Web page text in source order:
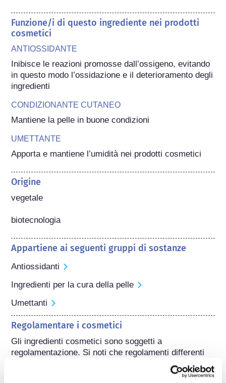
Funzione/i di questo ingrediente nei prodotti
cosmetici
ANTIOSSIDANTE
Inibisce le reazioni promosse dall’ossigeno, evitando
in questo modo l’ossidazione e il deterioramento degli
ingredienti
CONDIZIONANTE CUTANEO
Mantiene la pelle in buone condizioni
UMETTANTE
Apporta e mantiene l’umidità nei prodotti cosmetici
Origine
vegetale
biotecnologia
Appartiene ai seguenti gruppi di sostanze
Antiossidanti
Ingredienti per la cura della pelle
Umettanti
Regolamentare i cosmetici
Gli ingredienti cosmetici sono soggetti a
regolamentazione. Si noti che regolamenti differenti
potrebbero applicarsi agli ingredienti cosmetici al di